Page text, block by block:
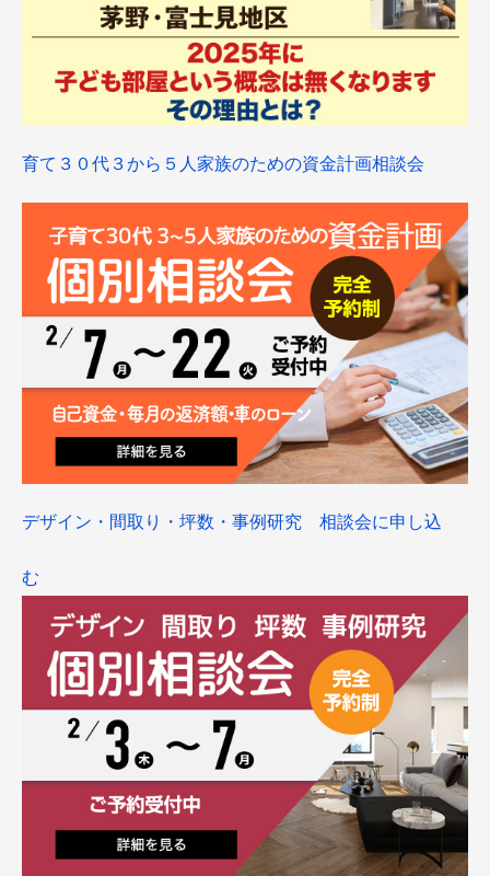
育て３０代３から５人家族のための資金計画相談会
デザイン・間取り・坪数・事例研究 相談会に申し込
む